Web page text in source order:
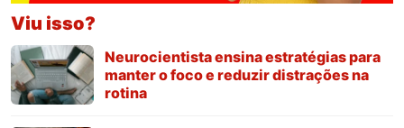
Viu isso?
Neurocientista ensina estratégias para
manter o foco e reduzir distrações na
rotina